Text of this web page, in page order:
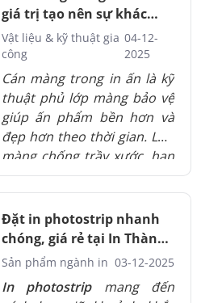
tích chi tiết cách hoạt động
và những trường hợp nên
chọn từng kỹ thuật. Từ đó
giúp doanh nghiệp và cá
nhân đưa ra quyết định phù
hợp hơn khi in ấn.
giá trị tạo nên sự khác
biệt
Vật liệu & kỹ thuật gia
công
04-12-
2025
Cán màng trong in ấn là kỹ
thuật phủ lớp màng bảo vệ
giúp ấn phẩm bền hơn và
đẹp hơn theo thời gian. Lớp
màng chống trầy xước, hạn
chế phai màu và tăng giá trị
thẩm mỹ. Tùy từng mục
đích mà có các loại màng
bóng, mờ hoặc nhung để
tạo hiệu ứng khác nhau.
Đây là bước hoàn thiện
quan trọng tạo nên sự
Đặt in photostrip nhanh
chóng, giá rẻ tại In Thành
Đạt
Sản phẩm ngành in 03-12-2025
In photostrip mang đến